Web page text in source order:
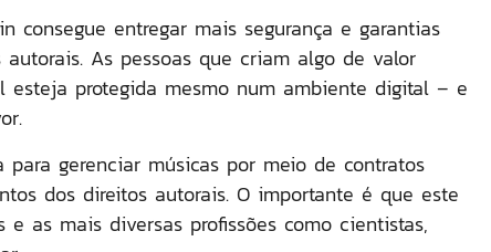
consegue entregar mais segurança e garantias
As pessoas que criam algo de valor
protegida mesmo num ambiente digital – e
gerenciar músicas por meio de contratos
dos direitos autorais. O importante é que este
as mais diversas profissões como cientistas,